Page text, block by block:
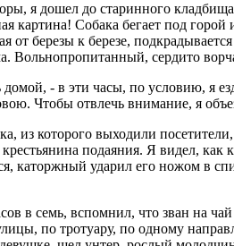
я дошел до старинного
картина! Собака бегает под
от березы к березе,
Вольнопропитанный, сердито
домой, - в эти часы, по условию, я
Чтобы отвлечь внимание, я
из которого выходили
подаяния. Я видел, как
каторжный ударил его ножом в
в семь, вспомнил, что зван на
по тротуару, по одному